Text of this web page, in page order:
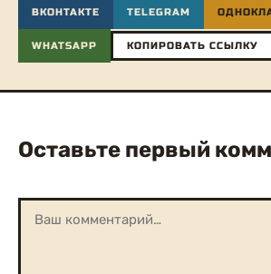
ВКОНТАКТЕ TELEGRAM
WHATSAPP КОПИРОВАТЬ ССЫЛКУ
Оставьте первый